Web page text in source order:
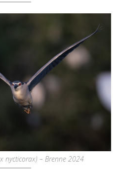
nycticorax) – Brenne 2024